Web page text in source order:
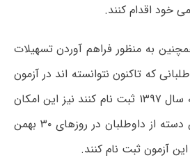
خود اقدام کنند.
به منظور فراهم آوردن تسهیلات
که تاکنون نتوانسته اند در آزمون
کارشناسی ارشد ناپیوسته سال ۱۳۹۷ ثبت نام کنند نیز این امکان
فراهم شده است که این دسته از داوطلبان در روزهای ۳۰ بهمن